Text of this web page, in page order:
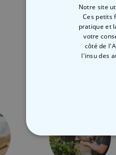
Notre site
Ces petits
pratique et
votre
côté de
l'insu des